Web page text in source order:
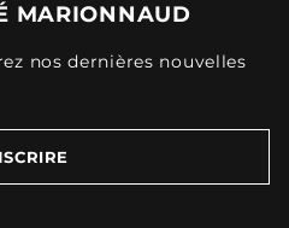
MARIONNAUD
nos dernières nouvelles